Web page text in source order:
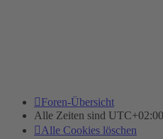
Foren-Übersicht
Alle Zeiten sind UTC+02:00
Alle Cookies löschen